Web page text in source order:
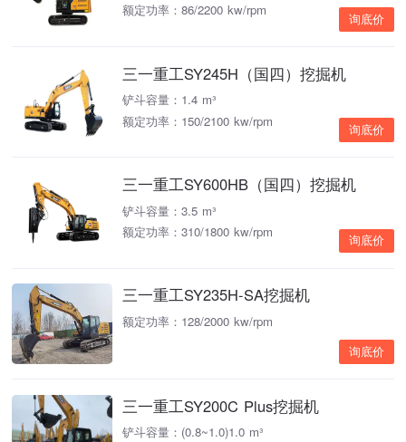
额定功率：86/2200 kw/rpm
询底价
三一重工SY245H（国四）挖掘机
铲斗容量：1.4 m³
额定功率：150/2100 kw/rpm
询底价
三一重工SY600HB（国四）挖掘机
铲斗容量：3.5 m³
额定功率：310/1800 kw/rpm
询底价
三一重工SY235H-SA挖掘机
额定功率：128/2000 kw/rpm
询底价
三一重工SY200C Plus挖掘机
铲斗容量：(0.8~1.0)1.0 m³